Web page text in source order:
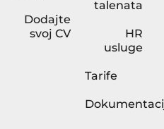
Dodajte
svoj CV
talenata
HR
usluge
Tarife